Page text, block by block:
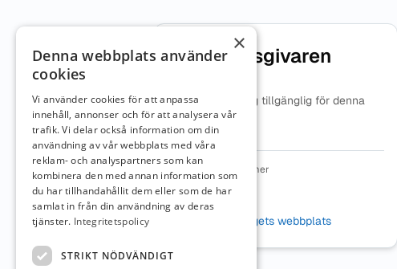
Om arbetsgivaren
Ingen beskrivning tillgänglig för denna
arbetsgivare.
Organisationsnummer
5567841977
Webbplats
Besök företagets webbplats
×
Denna webbplats använder
cookies
Vi använder cookies för att anpassa
innehåll, annonser och för att analysera vår
trafik. Vi delar också information om din
användning av vår webbplats med våra
reklam- och analyspartners som kan
kombinera den med annan information som
du har tillhandahållit dem eller som de har
samlat in från din användning av deras
tjänster. Integritetspolicy
STRIKT NÖDVÄNDIGT